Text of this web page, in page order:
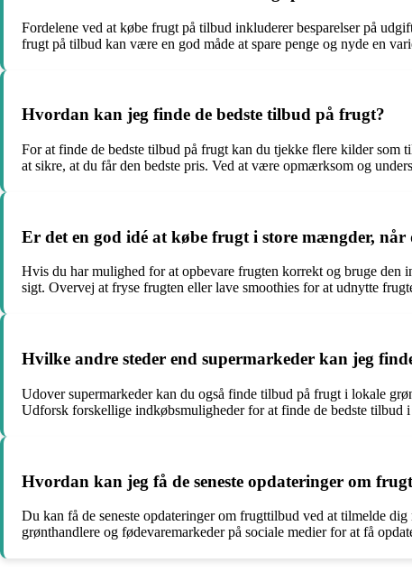
Fordelene ved at købe frugt på tilbud inkluderer besparelser på
frugt på tilbud kan være en god måde at spare penge og nyde en
Hvordan kan jeg finde de bedste tilbud på frugt?
For at finde de bedste tilbud på frugt kan du tjekke flere kilder som
at sikre, at du får den bedste pris. Ved at være opmærksom og
Er det en god idé at købe frugt i store mængder, når
Hvis du har mulighed for at opbevare frugten korrekt og bruge den
sigt. Overvej at fryse frugten eller lave smoothies for at udnytte
Hvilke andre steder end supermarkeder kan jeg
Udover supermarkeder kan du også finde tilbud på frugt i lokale
Udforsk forskellige indkøbsmuligheder for at finde de bedste tilbud
Hvordan kan jeg få de seneste opdateringer om
Du kan få de seneste opdateringer om frugttilbud ved at tilmelde
grønthandlere og fødevaremarkeder på sociale medier for at få